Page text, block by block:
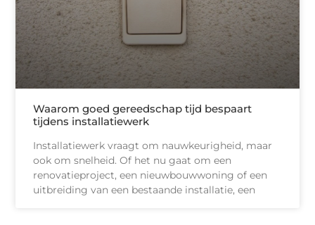
Waarom goed gereedschap tijd bespaart
tijdens installatiewerk
Installatiewerk vraagt om nauwkeurigheid, maar
ook om snelheid. Of het nu gaat om een
renovatieproject, een nieuwbouwwoning of een
uitbreiding van een bestaande installatie, een